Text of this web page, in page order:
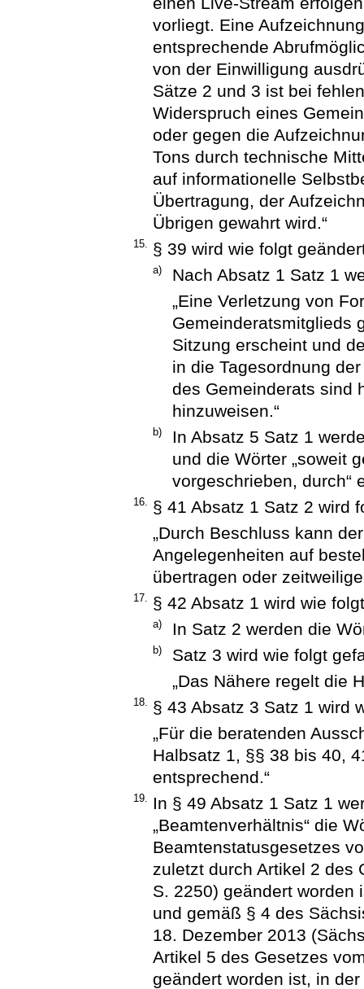
vorliegt. Eine
entsprechende
von der Einwilligung
Sätze 2 und 3 ist bei
Widerspruch eines
oder gegen die
Tons durch technische
auf informationelle
Übertragung, der
Übrigen gewahrt wird.“
15. § 39 wird wie folgt
a)
Nach Absatz 1 Satz 1
„Eine Verletzung von
Gemeinderatsmitglieds
Sitzung erscheint und
in die Tagesordnung
des Gemeinderats sind
hinzuweisen.“
b)
In Absatz 5 Satz 1
und die Wörter „soweit
vorgeschrieben, durch“
16.
§ 41 Absatz 1 Satz 2 wird
„Durch Beschluss kann
Angelegenheiten auf
übertragen oder
17. § 42 Absatz 1 wird wie
a) In Satz 2 werden die
b)
Satz 3 wird wie folgt
„Das Nähere regelt die
18.
§ 43 Absatz 3 Satz 1 wird
„Für die beratenden
Halbsatz 1, §§ 38 bis 40,
entsprechend.“
19.
In § 49 Absatz 1 Satz 1
„Beamtenverhältnis“ die
Beamtenstatusgesetzes
zuletzt durch Artikel 2 des
S. 2250) geändert worden
und gemäß § 4 des
18. Dezember 2013
Artikel 5 des Gesetzes
geändert worden ist, in